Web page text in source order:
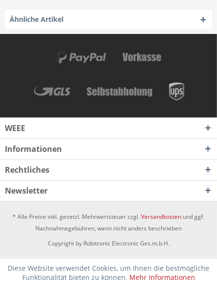
Ähnliche Artikel
WEEE
Informationen
Rechtliches
Newsletter
* Alle Preise inkl. gesetzl. Mehrwertsteuer zzgl.Versandkosten und ggf.
Nachnahmegebühren, wenn nicht anders beschrieben
Copyright by Robitronic Electronic Ges.m.b.H.
Diese Website verwendet Cookies, um Ihnen die bestmögliche
Funktionalität bieten zu können. Mehr Informationen